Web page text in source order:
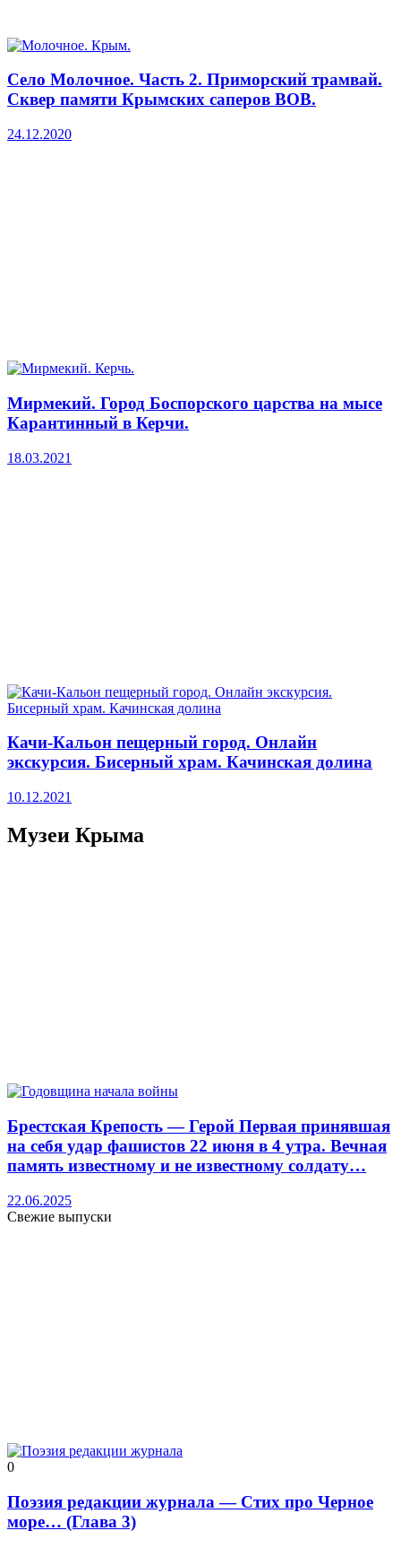
Село Молочное. Часть 2. Приморский трамвай.
Сквер памяти Крымских саперов ВОВ.
24.12.2020
Мирмекий. Город Боспорского царства на мысе
Карантинный в Керчи.
18.03.2021
Качи-Кальон пещерный город. Онлайн
экскурсия. Бисерный храм. Качинская долина
10.12.2021
Музеи Крыма
Брестская Крепость — Герой Первая принявшая
на себя удар фашистов 22 июня в 4 утра. Вечная
память известному и не известному солдату…
22.06.2025
Свежие выпуски
0
Поэзия редакции журнала — Стих про Черное
море… (Глава 3)